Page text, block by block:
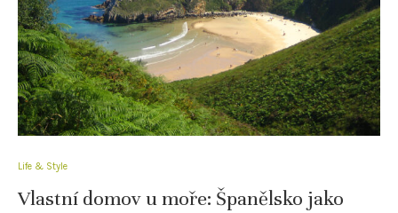
Life & Style
Vlastní domov u moře: Španělsko jako